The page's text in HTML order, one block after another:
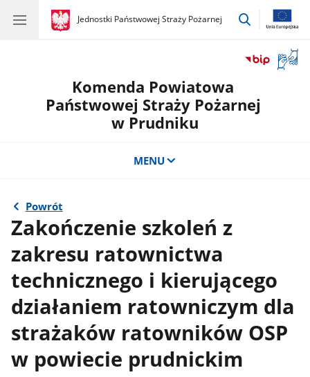
gov.pl
Jednostki Państwowej Straży Pożarnej
gov.pl
Jednostki
przejdź
okno
Komenda Powiatowa
Państwowej Straży Pożarnej
w Prudniku
MENU
Powrót
Zakończenie szkoleń z
zakresu ratownictwa
technicznego i kierującego
działaniem ratowniczym dla
strażaków ratowników OSP
w powiecie prudnickim